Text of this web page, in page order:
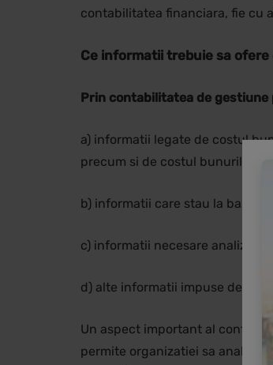
contabilitatea financiara, fie cu
Ce informatii trebuie sa
Prin contabilitatea de
a) informatii legate de costul
precum si de costul bunurilor
b) informatii care stau la baza
c) informatii necesare
d) alte informatii impuse de
Un aspect important al
permite organizatiei sa